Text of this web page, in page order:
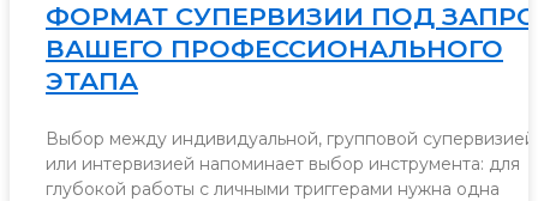
ФОРМАТ СУПЕРВИЗИИ ПОД
ВАШЕГО ПРОФЕССИОНАЛЬНОГО
ЭТАПА
Выбор между индивидуальной, групповой супервизией
или интервизией напоминает выбор инструмента: для
глубокой работы с личными триггерами нужна одна